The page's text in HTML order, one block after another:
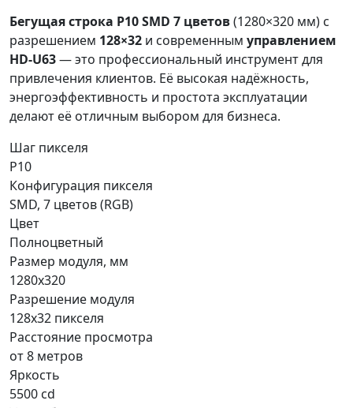
Бегущая строка P10 SMD 7 цветов(1280×320 мм) с
разрешением 128×32 и современным управлением
HD-U63— это профессиональный инструмент для
привлечения клиентов. Её высокая надёжность,
энергоэффективность и простота эксплуатации
делают её отличным выбором для бизнеса.
Шаг пикселя
P10
Конфигурация пикселя
SMD, 7 цветов (RGB)
Цвет
Полноцветный
Размер модуля, мм
1280x320
Разрешение модуля
128x32 пикселя
Расстояние просмотра
от 8 метров
Яркость
5500 cd